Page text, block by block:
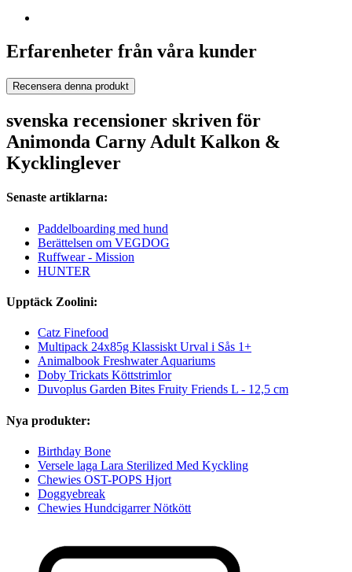
Erfarenheter från våra kunder
Recensera denna produkt
svenska recensioner skriven för
Animonda Carny Adult Kalkon &
Kycklinglever
Senaste artiklarna:
Paddelboarding med hund
Berättelsen om VEGDOG
Ruffwear - Mission
HUNTER
Upptäck Zoolini:
Catz Finefood
Multipack 24x85g Klassiskt Urval i Sås 1+
Animalbook Freshwater Aquariums
Doby Trickats Köttstrimlor
Duvoplus Garden Bites Fruity Friends L - 12,5 cm
Nya produkter:
Birthday Bone
Versele laga Lara Sterilized Med Kyckling
Chewies OST-POPS Hjort
Doggyebreak
Chewies Hundcigarrer Nötkött